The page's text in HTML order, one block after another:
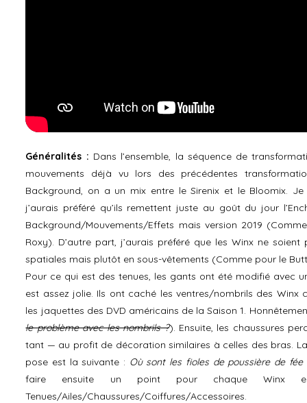
Généralités : Dans l’ensemble, la séquence de
mouvements déjà vu lors des précédentes
Background, on a un mix entre le Sirenix et le Bloomix. Je
j’aurais préféré qu’ils remettent juste au goût du jour
Background/Mouvements/Effets mais version 2019
Roxy). D’autre part, j’aurais préféré que les Winx ne
spatiales mais plutôt en sous-vêtements (Comme pour le
Pour ce qui est des tenues, les gants ont été modifié avec
est assez jolie. Ils ont caché les ventres/nombrils des Winx
les jaquettes des DVD américains de la Saison 1.
le problème avec les nombrils ?). Ensuite, les chaussures
tant — au profit de décoration similaires à celles des bras.
pose est la suivante : Où sont les fioles de poussière de
faire ensuite un point pour chaque Winx
Tenues/Ailes/Chaussures/Coiffures/Accessoires.